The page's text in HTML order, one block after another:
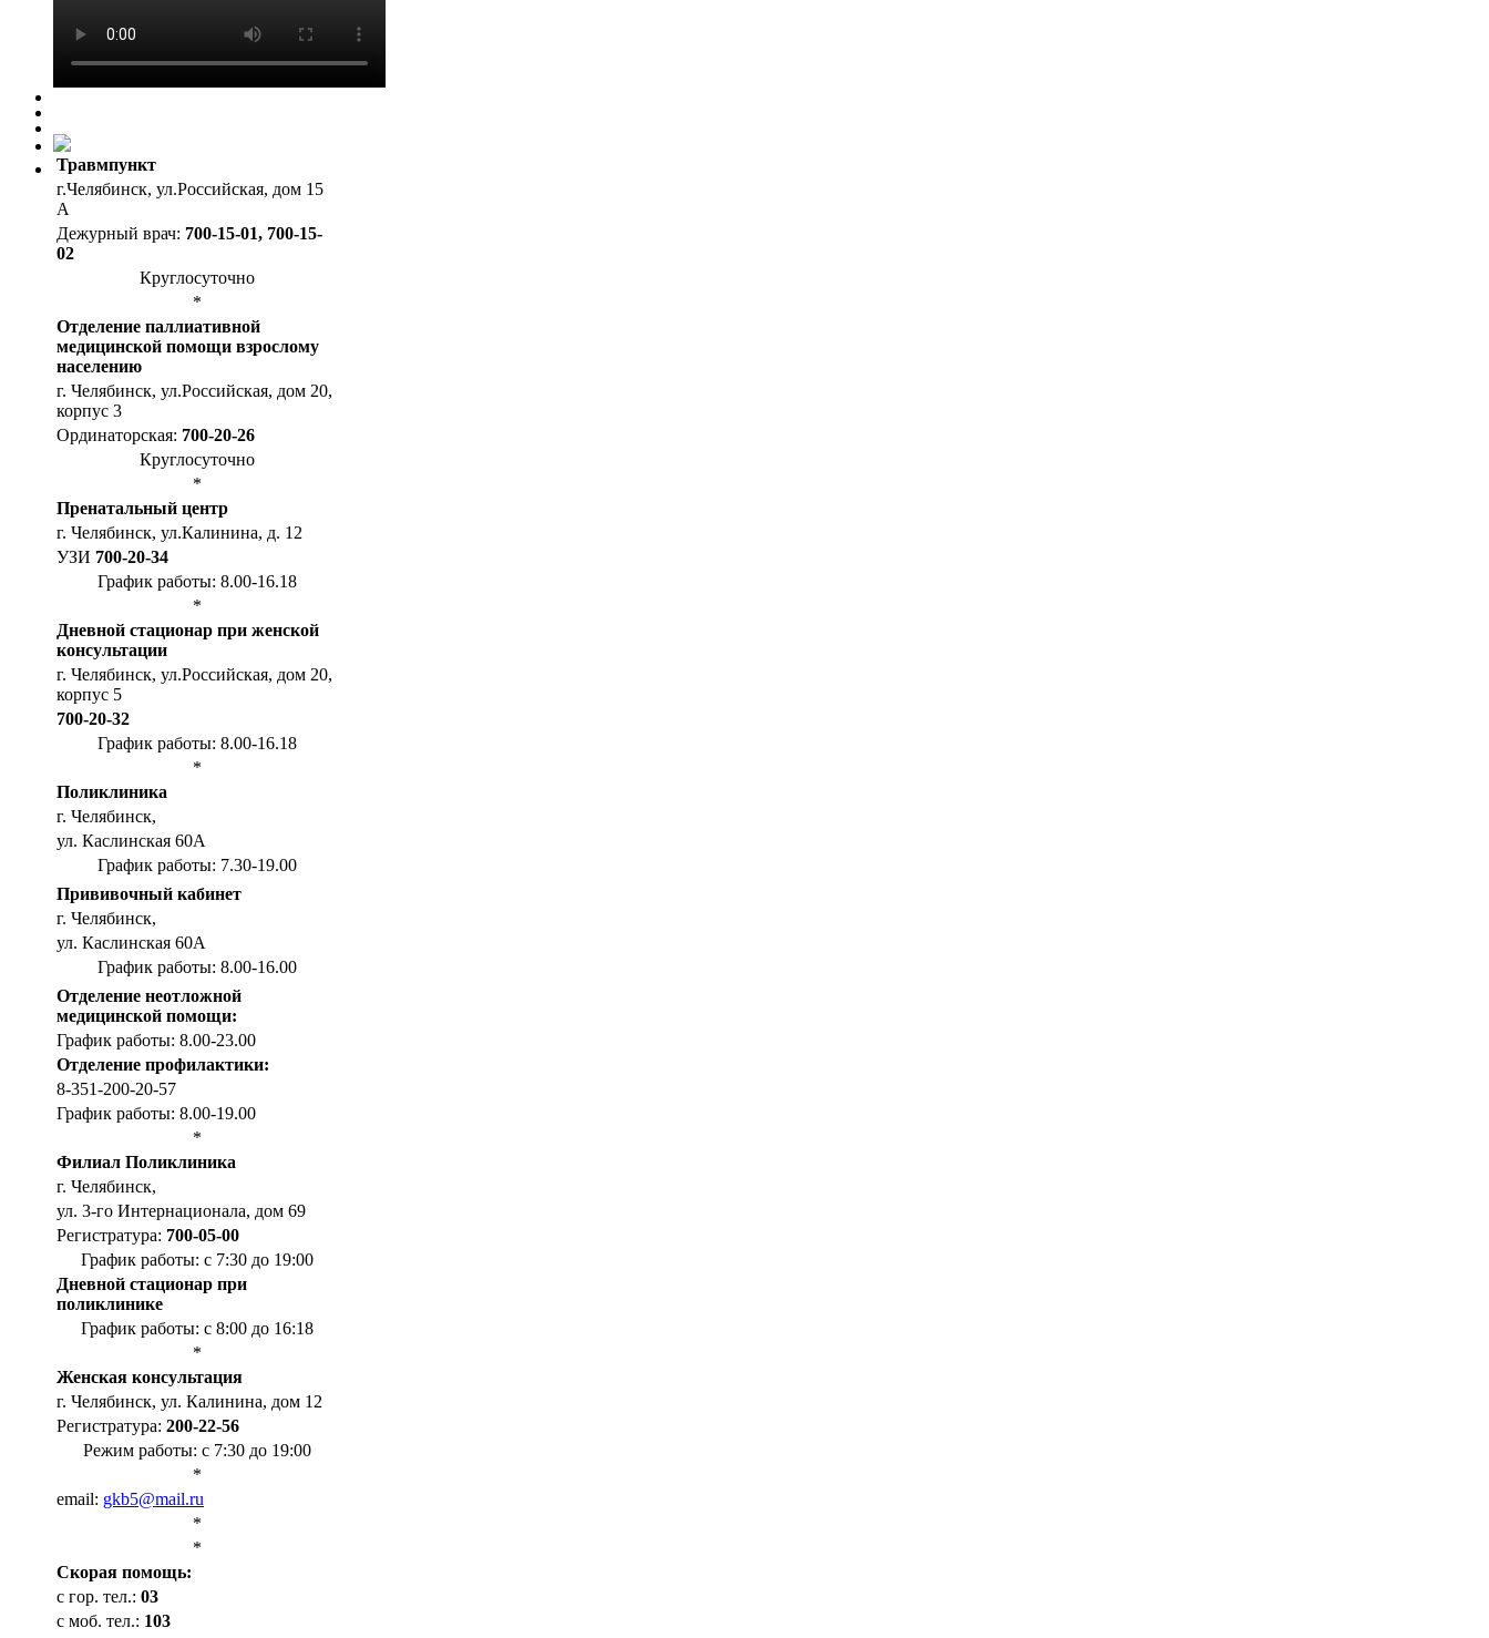
Травмпункт
г.Челябинск, ул.Российская, дом 15
А
Дежурный врач: 700-15-01, 700-15-
02
Круглосуточно
*
Отделение паллиативной
медицинской помощи взрослому
населению
г. Челябинск, ул.Российская, дом 20,
корпус 3
Ординаторская: 700-20-26
Круглосуточно
*
Пренатальный центр
г. Челябинск, ул.Калинина, д. 12
УЗИ 700-20-34
График работы: 8.00-16.18
*
Дневной стационар при женской
консультации
г. Челябинск, ул.Российская, дом 20,
корпус 5
700-20-32
График работы: 8.00-16.18
*
Поликлиника
г. Челябинск,
ул. Каслинская 60А
График работы: 7.30-19.00
Прививочный кабинет
г. Челябинск,
ул. Каслинская 60А
График работы: 8.00-16.00
Отделение неотложной
медицинской помощи:
График работы: 8.00-23.00
Отделение профилактики:
8-351-200-20-57
График работы: 8.00-19.00
*
Филиал Поликлиника
г. Челябинск,
ул. 3-го Интернационала, дом 69
Регистратура: 700-05-00
График работы: с 7:30 до 19:00
Дневной стационар при
поликлинике
График работы: с 8:00 до 16:18
*
Женская консультация
г. Челябинск, ул. Калинина, дом 12
Регистратура: 200-22-56
Режим работы: с 7:30 до 19:00
*
email: gkb5@mail.ru
*
*
Cкорая помощь:
с гор. тел.: 03
с моб. тел.: 103